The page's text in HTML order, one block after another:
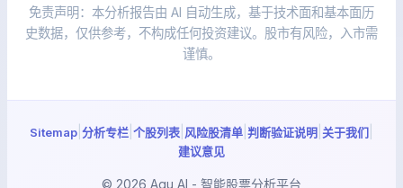
免责声明：本分析报告由 AI 自动生成，基于技术面和基本面历
史数据，仅供参考，不构成任何投资建议。股市有风险，入市需
谨慎。
Sitemap 分析专栏 个股列表 风险股清单 判断验证说明 关于我们
建议意见
© 2026 Agu AI - 智能股票分析平台